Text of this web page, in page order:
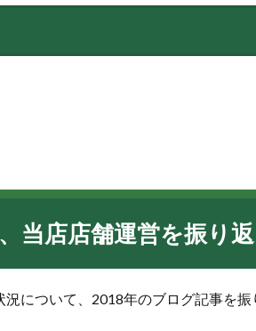
当店店舗運営を振り
について、2018年のブログ記事を振